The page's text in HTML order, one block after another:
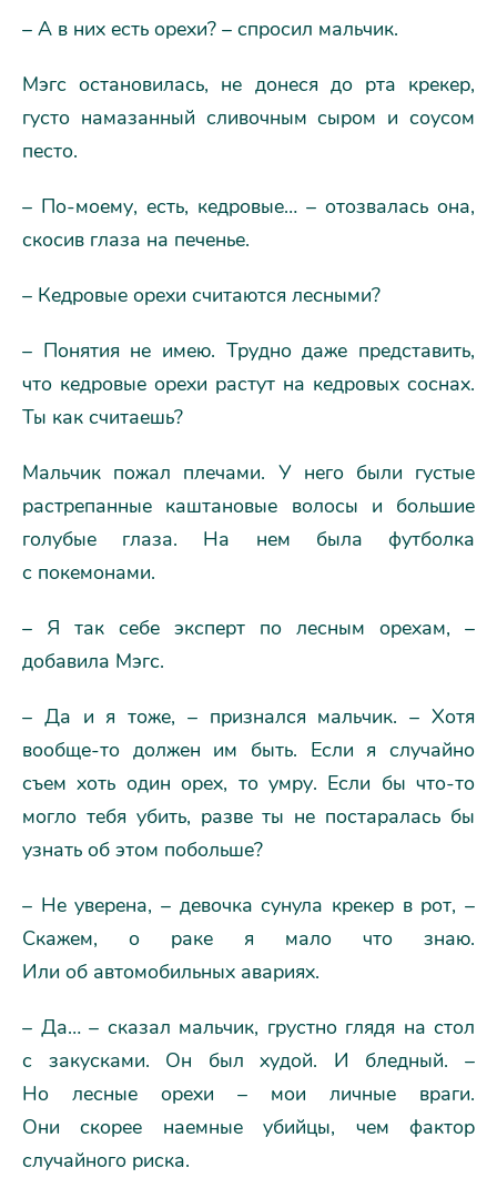
– А в них есть орехи? – спросил мальчик.
Мэгс остановилась, не донеся до рта крекер,
густо намазанный сливочным сыром и соусом
песто.
– По-моему, есть, кедровые… – отозвалась она,
скосив глаза на печенье.
– Кедровые орехи считаются лесными?
– Понятия не имею. Трудно даже представить,
что кедровые орехи растут на кедровых соснах.
Ты как считаешь?
Мальчик пожал плечами. У него были густые
растрепанные каштановые волосы и большие
голубые глаза. На нем была футболка
с покемонами.
– Я так себе эксперт по лесным орехам, –
добавила Мэгс.
– Да и я тоже, – признался мальчик. – Хотя
вообще-то должен им быть. Если я случайно
съем хоть один орех, то умру. Если бы что-то
могло тебя убить, разве ты не постаралась бы
узнать об этом побольше?
– Не уверена, – девочка сунула крекер в рот, –
Скажем, о раке я мало что знаю.
Или об автомобильных авариях.
– Да… – сказал мальчик, грустно глядя на стол
с закусками. Он был худой. И бледный. –
Но лесные орехи – мои личные враги.
Они скорее наемные убийцы, чем фактор
случайного риска.